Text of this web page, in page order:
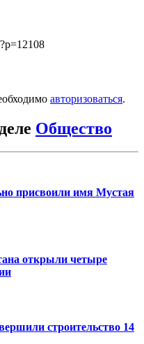
авторизоваться.
Общество
присвоили имя Мустая
открыли четыре
строительство 14